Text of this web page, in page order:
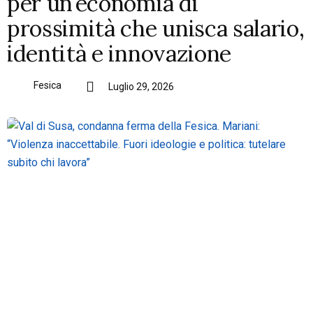
prossimità che unisca salario,
identità e innovazione
Fesica Luglio 29, 2026